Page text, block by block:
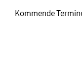
Kommende